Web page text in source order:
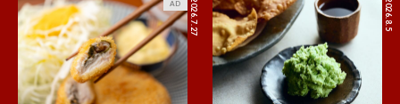
2026.7.27
AD 2026.8.5